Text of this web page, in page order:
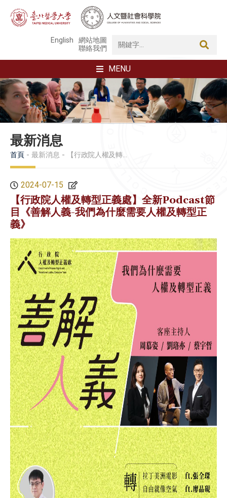
English
網站地圖
聯絡我們
MENU
最新消息
首頁 最新消息 【行政院人權及轉型正義處】全新Podcast節目《善解人義-我們為什麼需要人權及轉型正義》
2024-07-15
【行政院人權及轉型正義處】全新Podcast節
目《善解人義-我們為什麼需要人權及轉型正
義》